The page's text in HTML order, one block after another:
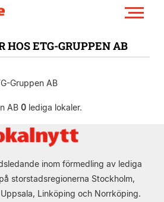
HOS ETG-GRUPPEN AB
Gruppen AB
AB 0 lediga lokaler.
inom förmedling av lediga
storstadsregionerna Stockholm,
Linköping och Norrköping.